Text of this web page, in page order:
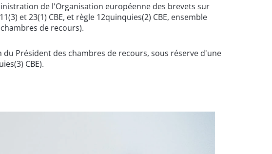
de l'Organisation européenne des brevets sur
et 23(1) CBE, et règle 12quinquies(2) CBE, ensemble
de recours).
Président des chambres de recours, sous réserve d'une
CBE).